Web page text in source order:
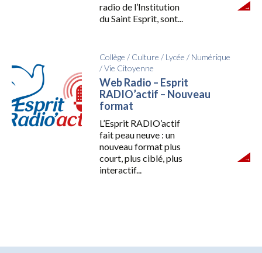
radio de l’Institution
du Saint Esprit, sont...
Collège / Culture / Lycée / Numérique
/Vie Citoyenne
Web Radio – Esprit
RADIO’actif – Nouveau
format
L’Esprit RADIO’actif
fait peau neuve : un
nouveau format plus
court, plus ciblé, plus
interactif...